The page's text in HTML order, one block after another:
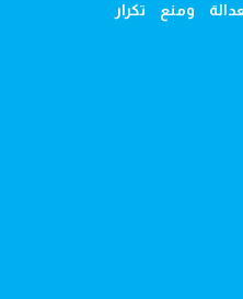
ومنع تكرار